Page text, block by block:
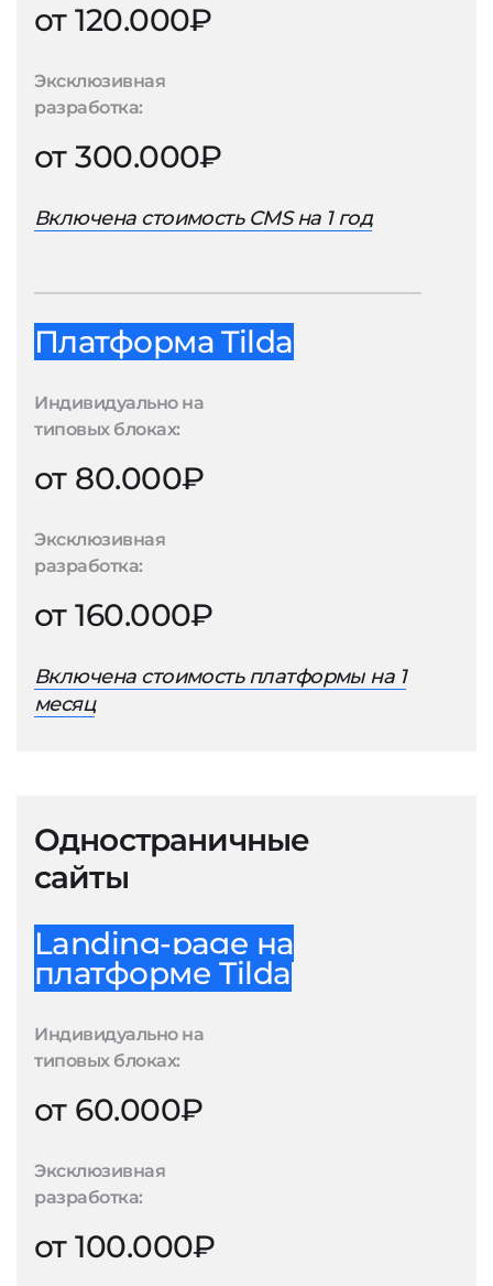
от 120.000₽
Эксклюзивная
разработка:
от 300.000₽
Включена стоимость CMS на 1 год
Платформа Tilda
Индивидуально на
типовых блоках:
от 80.000₽
Эксклюзивная
разработка:
от 160.000₽
Включена стоимость платформы на 1
месяц
Одностраничные
сайты
Landing-page на
платформе Tilda
Индивидуально на
типовых блоках:
от 60.000₽
Эксклюзивная
разработка:
от 100.000₽